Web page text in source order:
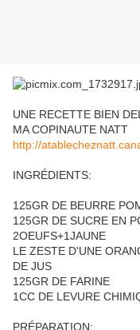
UNE RECETTE BIEN
MA COPINAUTE NATT
http://
INGRÉDIENTS:
125GR DE BEURRE
125GR DE SUCRE EN
2OEUFS+1JAUNE
LE ZESTE D'UNE
DE JUS
125GR DE FARINE
1CC DE LEVURE
PRÉPARATION: